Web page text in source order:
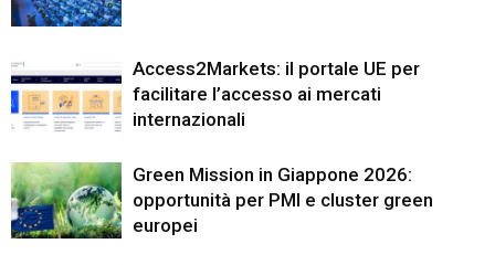
Access2Markets: il portale UE per
facilitare l’accesso ai mercati
internazionali
Green Mission in Giappone 2026:
opportunità per PMI e cluster green
europei